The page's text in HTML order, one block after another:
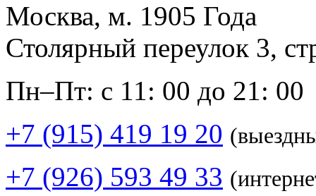
Москва, м. 1905 Года
Столярный переулок 3,
Пн–Пт: с 11: 00 до 21: 00
+7 (915) 419 19 20
+7 (926) 593 49 33